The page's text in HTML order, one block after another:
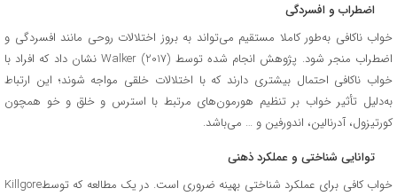
اضطراب و افسردگی
خواب ناکافی به‌طور کاملا مستقیم می‌تواند به بروز اختلالات روحی مانند افسردگی و
اضطراب منجر شود. پژوهش انجام شده توسط Walker (2017) نشان داد که افراد با
خواب ناکافی احتمال بیشتری دارند که با اختلالات خلقی مواجه شوند؛ این ارتباط
به‌دلیل تأثیر خواب بر تنظیم هورمون‌های مرتبط با استرس و خلق و خو همچون
کورتیزول، آدرنالین، اندورفین و … می‌باشد.
توانایی شناختی و عملکرد ذهنی
خواب کافی برای عملکرد شناختی بهینه ضروری است. در یک مطالعه که توسطKillgore